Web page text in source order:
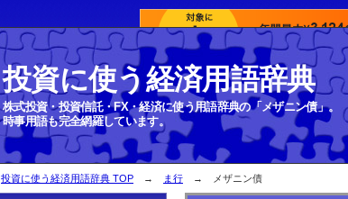
メザニン債
投資に使う経済用語辞典 TOP → ま行 → メザニン債
投資に使う経済用語辞典
株式投資・投資信託・FX・経済に使う用語辞典の「メザニン債」。
時事用語も完全網羅しています。